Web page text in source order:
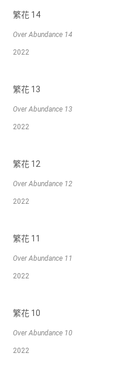
繁花 14
Over Abundance 14
2022
繁花 13
Over Abundance 13
2022
繁花 12
Over Abundance 12
2022
繁花 11
Over Abundance 11
2022
繁花 10
Over Abundance 10
2022